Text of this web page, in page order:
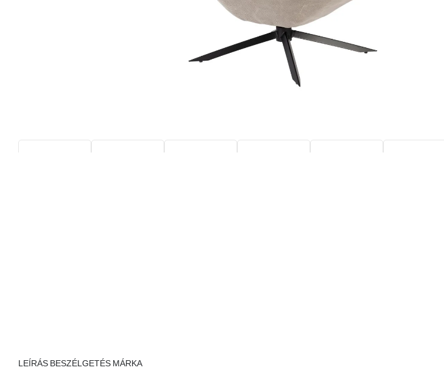
LEÍRÁS BESZÉLGETÉS MÁRKA